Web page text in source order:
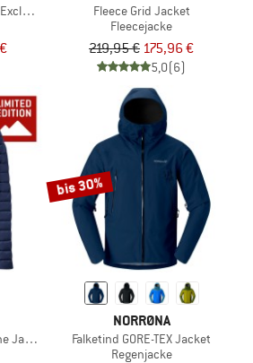
Fleece Grid Jacket
Fleecejacke
219,95 € 175,96 €
5,0(6)
Jacket Exclusive
bis 30%
NORRØNA
Falketind GORE-TEX Jacket
Regenjacke